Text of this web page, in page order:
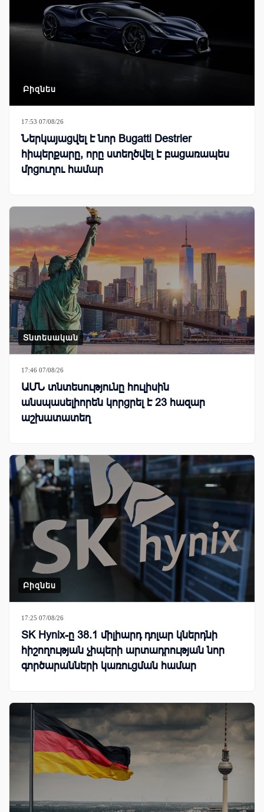
Բիզնես
17:53 07/08/26
Ներկայացվել է նոր Bugatti Destrier
հիպերքարը, որը ստեղծվել է բացառապես
մրցուղու համար
Տնտեսական
17:46 07/08/26
ԱՄՆ տնտեսությունը հուլիսին
անսպասելիորեն կորցրել է 23 հազար
աշխատատեղ
Բիզնես
17:25 07/08/26
SK Hynix-ը 38.1 միլիարդ դոլար կներդնի
հիշողության չիպերի արտադրության նոր
գործարանների կառուցման համար